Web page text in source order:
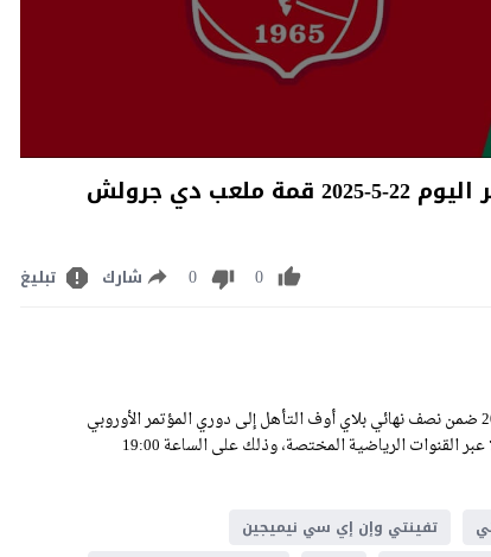
مشاهدة مباراة تفينتي وإن إي سي نيميجين بث مباشر اليوم 22-5-2025 قمة ملعب دي جرولش
0
0 شارك تبليغ
مشاهدة مباراة تفينتي وإن إي سي نيميجين بث مباشر اليوم الخميس 22-5-2025 ضمن نصف نهائي بلاي أوف التأهل إلى دوري المؤتمر الأوروبي
twente vs nec live stream على ملعب دي جرولش فيستى، وسيكون اللقاء منقولًا عبر القنوات الرياضية المختصة، وذلك على الساعة 19:00
تفينتي وإن إي سي نيميجين